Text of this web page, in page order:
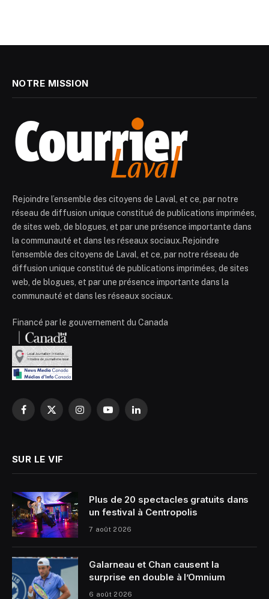
NOTRE MISSION
Rejoindre l’ensemble des citoyens de Laval, et ce, par notre
réseau de diffusion unique constitué de publications imprimées,
de sites web, de blogues, et par une présence importante dans
la communauté et dans les réseaux sociaux.Rejoindre
l’ensemble des citoyens de Laval, et ce, par notre réseau de
diffusion unique constitué de publications imprimées, de sites
web, de blogues, et par une présence importante dans la
communauté et dans les réseaux sociaux.
Financé par le gouvernement du Canada
Facebook
X
InstagramYouTubeLinkedIn
SUR LE VIF
Plus de 20 spectacles gratuits dans
un festival à Centropolis
7 août 2026
Galarneau et Chan causent la
surprise en double à l’Omnium
6 août 2026